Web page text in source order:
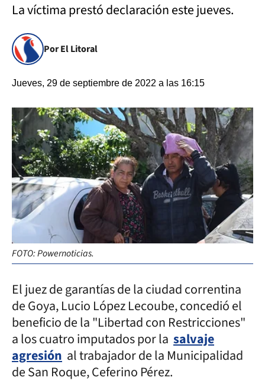
La víctima prestó declaración este jueves.
Por El Litoral
Jueves, 29 de septiembre de 2022 a las 16:15
FOTO: Powernoticias.
El juez de garantías de la ciudad correntina
de Goya, Lucio López Lecoube, concedió el
beneficio de la "Libertad con Restricciones"
a los cuatro imputados por la salvaje
agresión al trabajador de la Municipalidad
de San Roque, Ceferino Pérez.